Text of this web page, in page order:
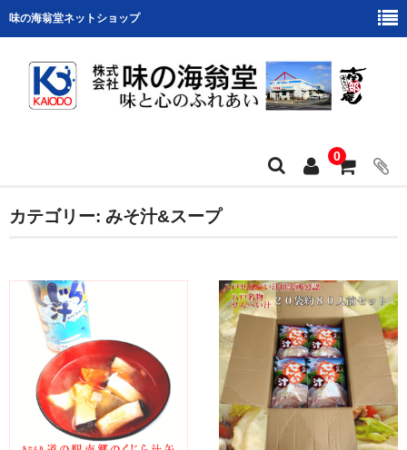
味の海翁堂ネットショップ
0
ホーム
商品カテゴリー
お支払い・配送について
ショップの紹介
プリントせんべい作品
プリント南部せんべい
カテゴリー: みそ汁&スープ